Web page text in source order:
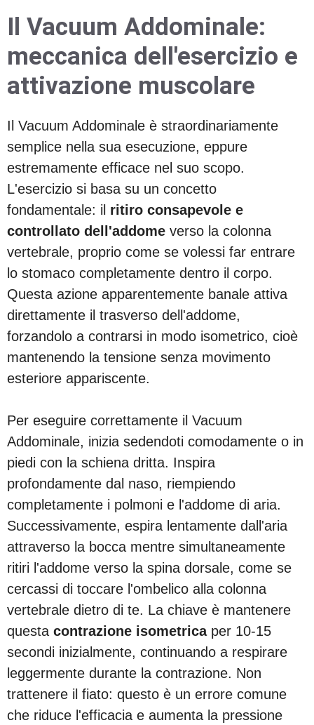
Il Vacuum Addominale:
meccanica dell'esercizio e
attivazione muscolare
Il Vacuum Addominale è straordinariamente
semplice nella sua esecuzione, eppure
estremamente efficace nel suo scopo.
L'esercizio si basa su un concetto
fondamentale: il ritiro consapevole e
controllato dell'addome verso la colonna
vertebrale, proprio come se volessi far entrare
lo stomaco completamente dentro il corpo.
Questa azione apparentemente banale attiva
direttamente il trasverso dell'addome,
forzandolo a contrarsi in modo isometrico, cioè
mantenendo la tensione senza movimento
esteriore appariscente.
Per eseguire correttamente il Vacuum
Addominale, inizia sedendoti comodamente o in
piedi con la schiena dritta. Inspira
profondamente dal naso, riempiendo
completamente i polmoni e l'addome di aria.
Successivamente, espira lentamente dall'aria
attraverso la bocca mentre simultaneamente
ritiri l'addome verso la spina dorsale, come se
cercassi di toccare l'ombelico alla colonna
vertebrale dietro di te. La chiave è mantenere
questa contrazione isometricaper 10-15
secondi inizialmente, continuando a respirare
leggermente durante la contrazione. Non
trattenere il fiato: questo è un errore comune
che riduce l'efficacia e aumenta la pressione